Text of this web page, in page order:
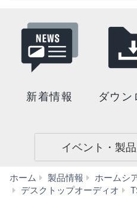
新着情報 ダウン
イベント・製
ホーム 製品情報
ホームシ
デスクトップオーディオ